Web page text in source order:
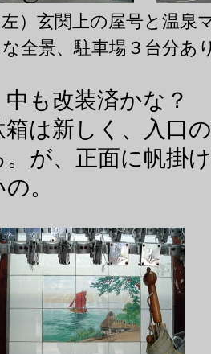
左）玄関上の屋号と
な全景、駐車場３台分あ
も改装済かな？
箱は新しく、入口
。が、正面に帆掛
。